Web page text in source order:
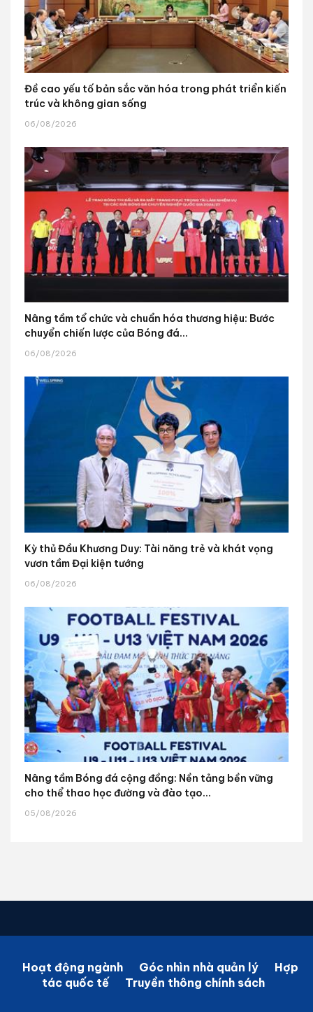
Đề cao yếu tố bản sắc văn hóa trong phát triển kiến
trúc và không gian sống
06/08/2026
Nâng tầm tổ chức và chuẩn hóa thương hiệu: Bước
chuyển chiến lược của Bóng đá...
06/08/2026
Kỳ thủ Đầu Khương Duy: Tài năng trẻ và khát vọng
vươn tầm Đại kiện tướng
06/08/2026
Nâng tầm Bóng đá cộng đồng: Nền tảng bền vững
cho thể thao học đường và đào tạo...
05/08/2026
Hoạt động ngành Góc nhìn nhà quản lý
Hợp
tác quốc tế
Truyền thông chính sách